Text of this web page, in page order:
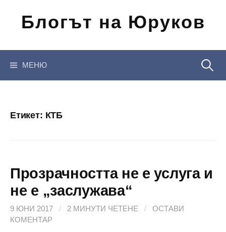
съдържанието
Блогът на Юруков
МЕНЮ
Етикет: КТБ
Прозрачността не е услуга и
не е „заслужава“
9 ЮНИ 2017 / 2 МИНУТИ ЧЕТЕНЕ /
ОСТАВИ
КОМЕНТАР